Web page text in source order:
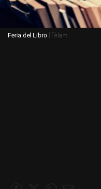
Feria del Libro | Télam